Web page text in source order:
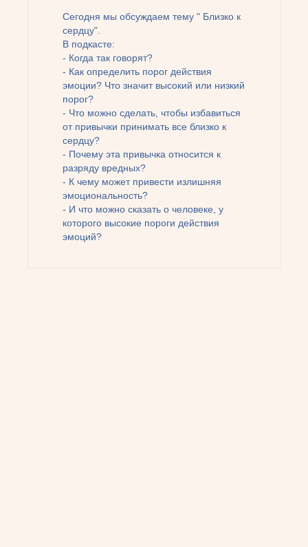
Сегодня мы обсуждаем тему " Близко к
сердцу".
В подкасте:
- Когда так говорят?
- Как определить порог действия
эмоции? Что значит высокий или низкий
порог?
- Что можно сделать, чтобы избавиться
от привычки принимать все близко к
сердцу?
- Почему эта привычка относится к
разряду вредных?
- К чему может привести излишняя
эмоциональность?
- И что можно сказать о человеке, у
которого высокие пороги действия
эмоций?